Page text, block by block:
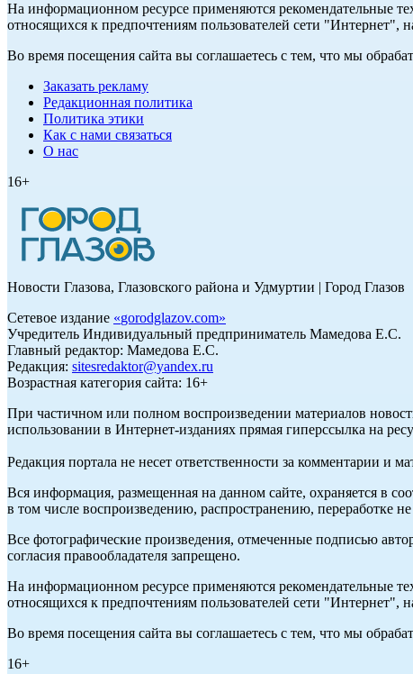
На информационном ресурсе применяются рекомендательные
относящихся к предпочтениям пользователей сети "Интернет",
Во время посещения сайта вы соглашаетесь с тем, что мы
Заказать рекламу
Редакционная политика
Политика этики
Как с нами связаться
О нас
16+
Новости Глазова, Глазовского района и Удмуртии | Город Глазов
Сетевое издание «gorodglazov.com»
Учредитель Индивидуальный предприниматель Мамедова Е.С.
Главный редактор: Мамедова Е.С.
Редакция: sitesredaktor@yandex.ru
Возрастная категория сайта: 16+
При частичном или полном воспроизведении материалов
использовании в Интернет-изданиях прямая гиперссылка на
Редакция портала не несет ответственности за комментарии и
Вся информация, размещенная на данном сайте, охраняется в
в том числе воспроизведению, распространению, переработке
Все фотографические произведения, отмеченные подписью
согласия правообладателя запрещено.
На информационном ресурсе применяются рекомендательные
относящихся к предпочтениям пользователей сети "Интернет",
Во время посещения сайта вы соглашаетесь с тем, что мы
16+